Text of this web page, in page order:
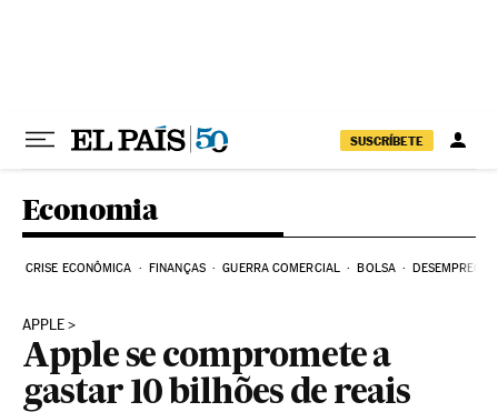
SUSCRÍBETE
Economia
CRISE ECONÔMICA FINANÇAS GUERRA COMERCIAL BOLSA DESEMPREGO
APPLE
Apple se compromete a
gastar 10 bilhões de reais